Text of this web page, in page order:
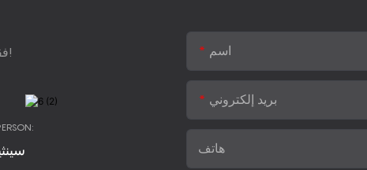
فقط اترك بريدك الإلكتروني أو رقم هاتفك في نموذج الاتصال حتى نتمكن من إرسال اقتراح مجاني إليك! اسم
بريد إلكتروني
هاتف